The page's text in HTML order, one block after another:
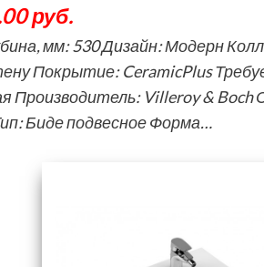
руб.
мм: 530 Дизайн: Модерн
Покрытие: CeramicPlus
Производитель: Villeroy &
Биде подвесное Форма…